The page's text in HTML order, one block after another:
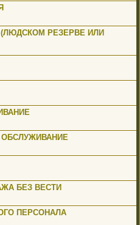
РЕЗЕРВЕ ИЛИ
БЕЗ ВЕСТИ
ПЕРСОНАЛА